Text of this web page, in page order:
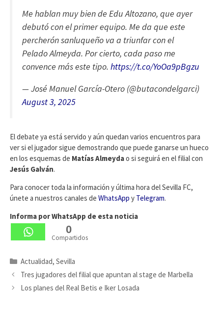
Me hablan muy bien de Edu Altozano, que ayer
debutó con el primer equipo. Me da que este
percherón sanluqueño va a triunfar con el
Pelado Almeyda. Por cierto, cada paso me
convence más este tipo. https://t.co/YoOa9pBgzu
— José Manuel García-Otero (@butacondelgarci)
August 3, 2025
El debate ya está servido y aún quedan varios encuentros para
ver si el jugador sigue demostrando que puede ganarse un hueco
en los esquemas de Matías Almeydao si seguirá en el filial con
Jesús Galván.
Para conocer toda la información y última hora del Sevilla FC,
únete a nuestros canales de WhatsApp y Telegram.
Informa por WhatsApp de esta noticia
0
Compartidos
Categorías
Actualidad, Sevilla
Tres jugadores del filial que apuntan al stage de Marbella
Los planes del Real Betis e Iker Losada